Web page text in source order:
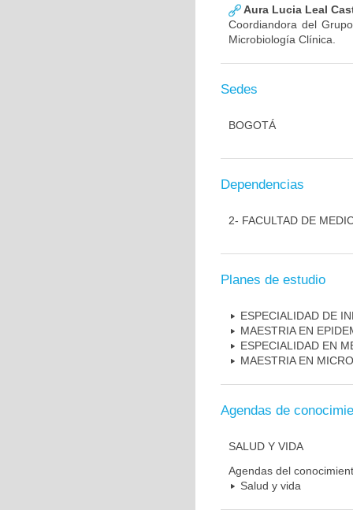
Aura Lucia Leal
Coordiandora del
Microbiología Clínica.
Sedes
BOGOTÁ
Dependencias
2- FACULTAD DE
Planes de estudio
ESPECIALIDAD DE
MAESTRIA EN
ESPECIALIDAD EN
MAESTRIA EN
Agendas de
SALUD Y VIDA
Agendas del
Salud y vida